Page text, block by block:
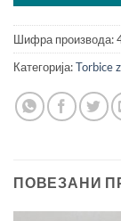
Шифра производа:
Категорија:Torbice
ПОВЕЗАНИ